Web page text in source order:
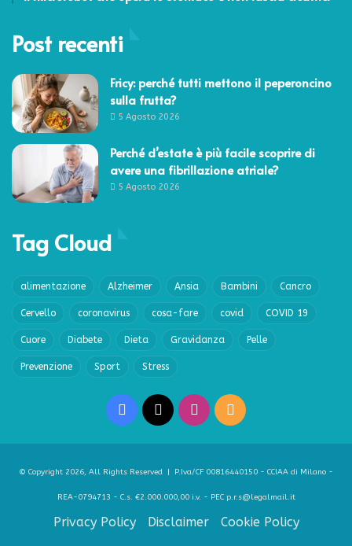
Post recenti
Fricy: perché tutti mettono il peperoncino
sulla frutta?
5 Agosto 2026
Perché d’estate è più facile scoprire di
avere una fibrillazione atriale?
5 Agosto 2026
Tag Cloud
alimentazione Alzheimer Ansia Bambini Cancro
Cervello coronavirus cosa-fare covid COVID 19
Cuore Diabete Dieta Gravidanza Pelle
Prevenzione Sport Stress
Facebook Instagram
RSS
© Copyright 2026, All Rights Reserved | P.Iva/CF 00816440150 - CCIAA di Milano -
REA-0794713 - C.s. €2.000.000,00 i.v. - PEC p.r.s@legalmail.it
Privacy Policy Disclaimer Cookie Policy